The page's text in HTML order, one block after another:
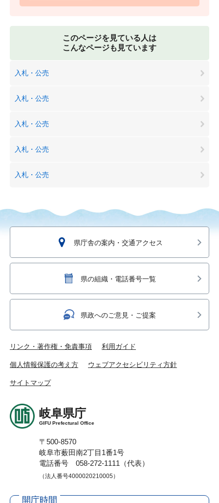
このページを見ている人は
こんなページも見ています
入札・公売
入札・公売
入札・公売
入札・公売
入札・公売
県庁舎の案内・交通アクセス
県の組織・電話番号一覧
県政へのご意見・ご提案
リンク・著作権・免責事項 利用ガイド
個人情報保護の考え方 ウェブアクセシビリティ方針
サイトマップ
岐阜県庁
GIFU Prefectural Office
〒500-8570
岐阜市薮田南2丁目1番1号
電話番号 058-272-1111（代表）
（法人番号4000020210005）
開庁時間